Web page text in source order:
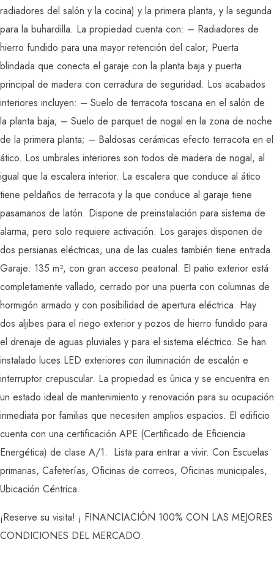
radiadores del salón y la cocina) y la primera planta, y la segunda
para la buhardilla. La propiedad cuenta con: – Radiadores de
hierro fundido para una mayor retención del calor; Puerta
blindada que conecta el garaje con la planta baja y puerta
principal de madera con cerradura de seguridad. Los acabados
interiores incluyen: – Suelo de terracota toscana en el salón de
la planta baja; – Suelo de parquet de nogal en la zona de noche
de la primera planta; – Baldosas cerámicas efecto terracota en el
ático. Los umbrales interiores son todos de madera de nogal, al
igual que la escalera interior. La escalera que conduce al ático
tiene peldaños de terracota y la que conduce al garaje tiene
pasamanos de latón. Dispone de preinstalación para sistema de
alarma, pero solo requiere activación. Los garajes disponen de
dos persianas eléctricas, una de las cuales también tiene entrada.
Garaje: 135 m², con gran acceso peatonal. El patio exterior está
completamente vallado, cerrado por una puerta con columnas de
hormigón armado y con posibilidad de apertura eléctrica. Hay
dos aljibes para el riego exterior y pozos de hierro fundido para
el drenaje de aguas pluviales y para el sistema eléctrico. Se han
instalado luces LED exteriores con iluminación de escalón e
interruptor crepuscular. La propiedad es única y se encuentra en
un estado ideal de mantenimiento y renovación para su ocupación
inmediata por familias que necesiten amplios espacios. El edificio
cuenta con una certificación APE (Certificado de Eficiencia
Energética) de clase A/1. Lista para entrar a vivir. Con Escuelas
primarias, Cafeterías, Oficinas de correos, Oficinas municipales,
Ubicación Céntrica.
¡Reserve su visita! ¡ FINANCIACIÓN 100% CON LAS MEJORES
CONDICIONES DEL MERCADO.